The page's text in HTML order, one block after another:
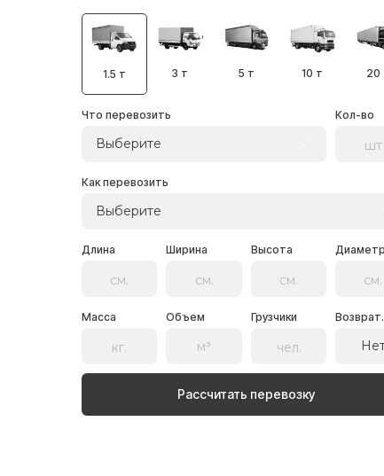
1.5 т 3 т 5 т 10 т 20
Что перевозить
Выберите
Кол-во
Как перевозить
Выберите
Длина Ширина Высота Диаметр
Масса Объем Грузчики
Рассчитать перевозку